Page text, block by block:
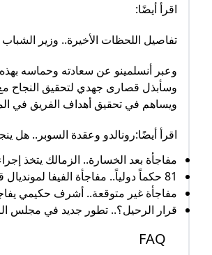
اقرأ أيضًا:
تفاصيل اللحظات الأخيرة.. وزير
وعبر أنسلمينو عن سعادته وحماسه بهذه
وسأبذل قصارى جهدي لتحقيق النجاح مع
ويساهم في تحقيق أهداف الفريق في
اقرأ أيضًا:رونالدو وعقدة السوبر.. هل
مفاجأة بعد الخسارة.. الزمالك يتخذ
81 حكماً دولياً.. مفاجأة الفيفا لمونديال قطر 2025 للشباب؟
مفاجأة غير متوقعة.. أشرف حكيمي
قرار الرحيل؟.. تطور جديد في مجلس
FAQ